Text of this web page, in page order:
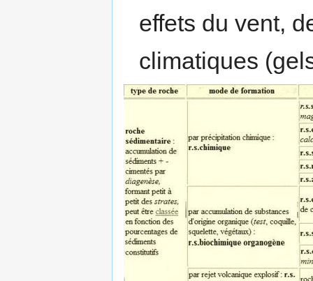
effets du vent,
climatiques